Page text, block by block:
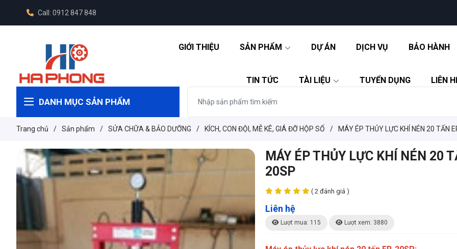
Call: 0912 847 848
GIỚI THIỆU SẢN PHẨM DỰ ÁN DỊCH VỤ BẢO HÀNH
TIN TỨC TÀI LIỆU TUYỂN DỤNG LIÊN
DANH MỤC SẢN PHẨM
Trang chủ / Sản phẩm / SỬA CHỮA & BẢO DƯỠNG / KÍCH, CON ĐỘI, MỄ KÊ, GIÁ ĐỠ HỘP SỐ / MÁY ÉP THỦY LỰC KHÍ NÉN 20 TẤN
MÁY ÉP THỦY LỰC KHÍ NÉN 20
20SP
( 2 đánh giá )
Liên hệ
Lượt mua: 115 Lượt xem: 3880